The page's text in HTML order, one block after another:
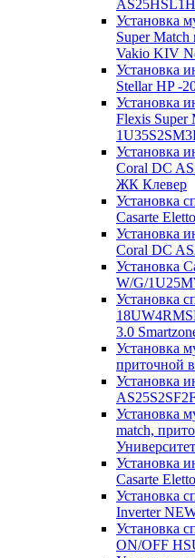
Установка
Super
Vakio KIV
Установка
Stellar HP -
Установка
Flexis Super
Установка
Coral DC
ЖК Клевер
Установка
Casarte Eletto
Установка
Coral DC
Установка
W/G/
Установка
3.0
Установка
приточной
Установка
Установка
match,
Установка
Casarte
Установка
Inverter
Установка
ON/OFF